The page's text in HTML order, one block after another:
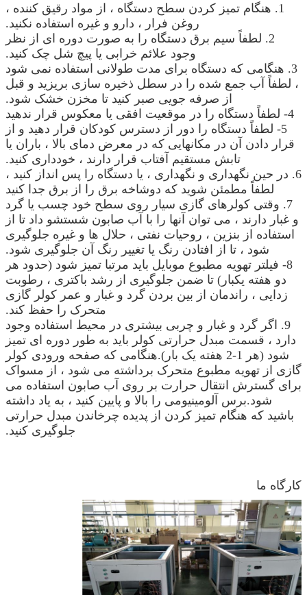
1. هنگام تمیز کردن سطح دستگاه ، از مواد رقیق کننده ،
روغن فرار ، دارو و غیره استفاده نکنید.
2. لطفاً سیم برق دستگاه را به صورت دوره ای از نظر
وجود علائم خرابی یا پیچ شل چک کنید.
3. هنگامی که دستگاه برای مدت طولانی استفاده نمی شود
، لطفاً آب جمع شده را در سطل ذخیره سازی بریزید و قبل
از صرفه جویی صبر کنید تا مخزن خشک شود.
4- لطفاً دستگاه را در موقعیت افقی یا معکوس قرار ندهید
5- لطفاً دستگاه را دور از دسترس کودکان قرار دهید و از
قرار دادن آن در مکانهایی که در معرض دمای بالا ، باران یا
تابش مستقیم آفتاب قرار دارند ، خودداری کنید.
6. در حین نگهداری و نگهداری ، یا دستگاه را پس انداز کنید ،
لطفاً مطمئن شوید که دوشاخه برق را از برق جدا کنید
7. وقتی کولرهای گازی سیار روی سطح خود چسب یا گرد
و غبار دارند ، می توان آنها را با آب صابون شستشو داد تا از
استفاده از بنزین ، روحیات نفتی ، حلال ها و غیره جلوگیری
شود ، تا از افتادن رنگ یا تغییر رنگ آن جلوگیری شود.
8- فیلتر تهویه مطبوع موبایل باید مرتبا تمیز شود (حدود هر
دو هفته یکبار) تا ضمن جلوگیری از رشد باکتری ، رطوبت
زدایی ، راندمان از بین بردن گرد و غبار و عمر کولر گازی
متحرک را حفظ کند.
9. اگر گرد و غبار و چربی بیشتری در محیط استفاده وجود
دارد ، قسمت مبدل حرارتی کولر باید به طور دوره ای تمیز
شود (هر 1-2 هفته یک بار).هنگامی که صفحه ورودی کولر
گازی از تهویه مطبوع متحرک برداشته می شود ، از مسواک
برای گسترش انتقال حرارت بر روی آب صابون استفاده می
شود.برس آلومینیومی را بالا و پایین کنید ، به یاد داشته
باشید که هنگام تمیز کردن از پدیده چرخاندن مبدل حرارتی
جلوگیری کنید.
کارگاه ما